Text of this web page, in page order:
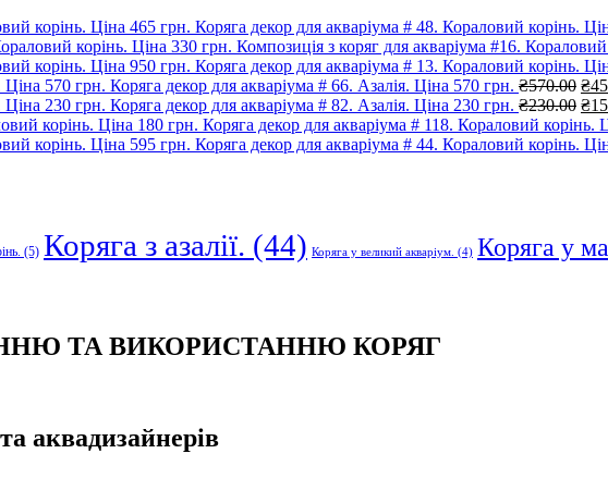
Коряга декор для акваріума # 48. Кораловий корінь.
Композиція з коряг для акваріума #16.
Коряга декор для акваріума # 13. Кораловий корінь.
Коряга декор для акваріума # 66. Азалія. Ціна 570 грн. ₴570.00 ₴
Коряга декор для акваріума # 82. Азалія. Ціна 230 грн. ₴230.00 ₴
Коряга декор для акваріума # 118. Кораловий корінь.
Коряга декор для акваріума # 44. Кораловий корінь.
(5) Коряга з азалії. (44) Коряга у великий акваріум. (4) Коряга у
ТА ВИКОРИСТАННЮ КОРЯГ
аквадизайнерів